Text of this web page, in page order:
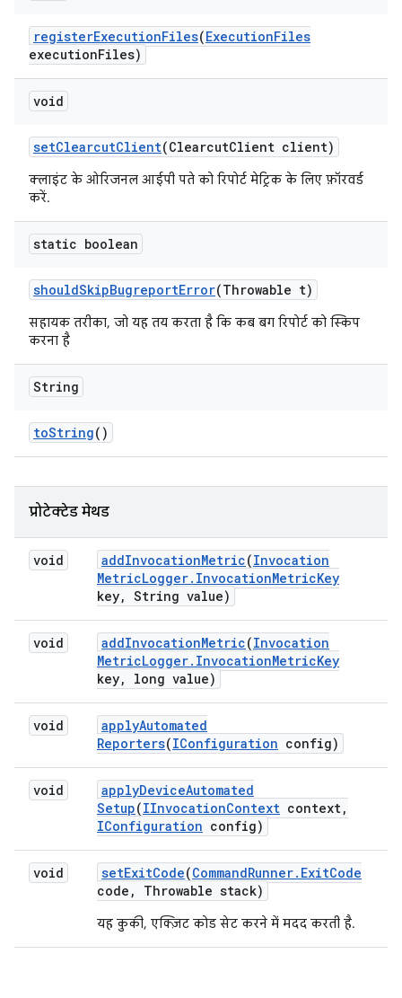
registerExecutionFiles(ExecutionFiles
executionFiles)
void
setClearcutClient(ClearcutClient client)
क्लाइंट के ओरिजनल आईपी पते को रिपोर्ट मेट्रिक के लिए फ़ॉरवर्ड
करें.
static boolean
shouldSkipBugreportError(Throwable t)
सहायक तरीका, जो यह तय करता है कि कब बग रिपोर्ट को स्किप
करना है
String
toString()
प्रोटेक्टेड मेथड
void addInvocationMetric(Invocation
MetricLogger. InvocationMetricKey
key, String value)
void addInvocationMetric(Invocation
MetricLogger. InvocationMetricKey
key, long value)
void applyAutomated
Reporters(IConfiguration config)
void applyDeviceAutomated
Setup(IInvocationContext context,
IConfiguration config)
void setExitCode(CommandRunner. ExitCode
code , Throwable stack)
यह कुकी, एक्ज़िट कोड सेट करने में मदद करती है.